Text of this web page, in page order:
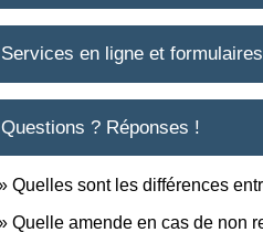
Services en ligne et formulaires
Questions ? Réponses !
Quelles sont les différences
Quelle amende en cas de non